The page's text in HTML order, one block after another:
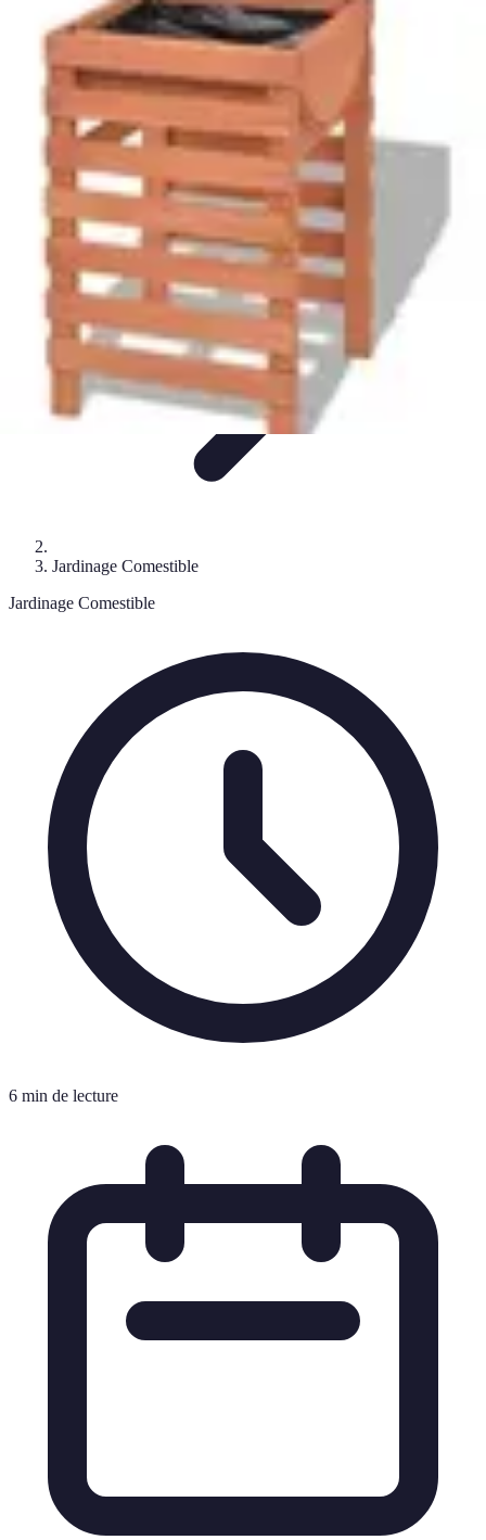
Passion Jardinage
BiodiversitéJardinage PotagerPlantes et Écologie
Passion Jardinage
Jardinage Comestible
Jardinage Comestible
6 min de lecture